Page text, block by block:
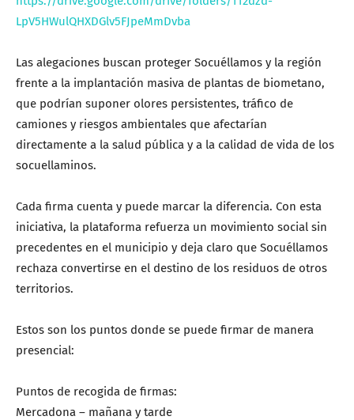
LpV5HWulQHXDGlv5FJpeMmDvba
Las alegaciones buscan proteger Socuéllamos y la región
frente a la implantación masiva de plantas de biometano,
que podrían suponer olores persistentes, tráfico de
camiones y riesgos ambientales que afectarían
directamente a la salud pública y a la calidad de vida de los
socuellaminos.
Cada firma cuenta y puede marcar la diferencia. Con esta
iniciativa, la plataforma refuerza un movimiento social sin
precedentes en el municipio y deja claro que Socuéllamos
rechaza convertirse en el destino de los residuos de otros
territorios.
Estos son los puntos donde se puede firmar de manera
presencial:
Puntos de recogida de firmas:
Mercadona – mañana y tarde